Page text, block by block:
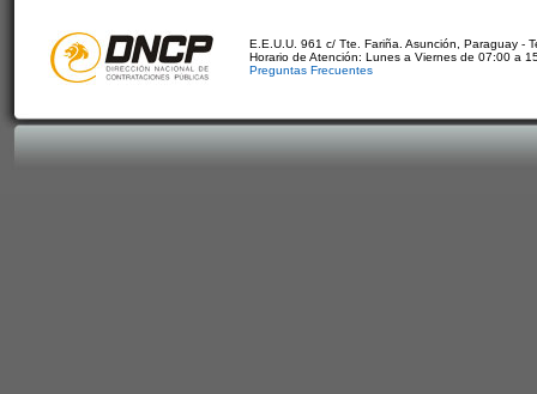
E.E.U.U. 961 c/ Tte. Fariña. Asunción, Paraguay -
Horario de Atención: Lunes a Viernes de 07:00 a
Preguntas Frecuentes